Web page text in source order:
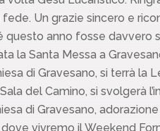
Un grazie sincero e
anno fosse davvero
la Santa Messa a
di Gravesano, si terrà la
del Camino, si svolgerà
di Gravesano,
vivremo il Weekend